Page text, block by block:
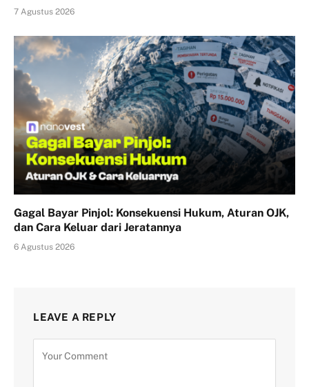
7 Agustus 2026
Gagal Bayar Pinjol: Konsekuensi Hukum, Aturan OJK,
dan Cara Keluar dari Jeratannya
6 Agustus 2026
LEAVE A REPLY